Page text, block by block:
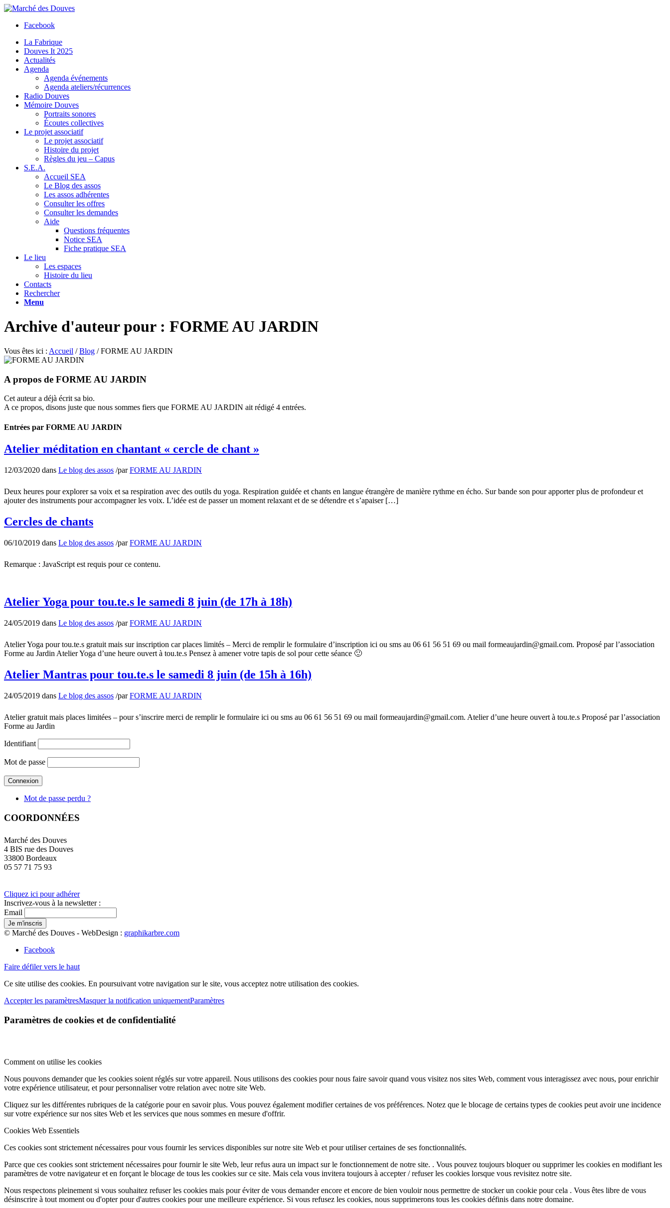
Facebook
La Fabrique
Douves It 2025
Actualités
Agenda
Agenda événements
Agenda ateliers/récurrences
Radio Douves
Mémoire Douves
Portraits sonores
Écoutes collectives
Le projet associatif
Le projet associatif
Histoire du projet
Règles du jeu – Capus
S.E.A.
Accueil SEA
Le Blog des assos
Les assos adhérentes
Consulter les offres
Consulter les demandes
Aide
Questions fréquentes
Notice SEA
Fiche pratique SEA
Le lieu
Les espaces
Histoire du lieu
Contacts
Rechercher
Menu
Archive d'auteur pour : FORME AU JARDIN
Vous êtes ici : Accueil / Blog / FORME AU JARDIN
A propos de FORME AU JARDIN
Cet auteur a déjà écrit sa bio.
A ce propos, disons juste que nous sommes fiers que FORME AU JARDIN ait rédigé 4 entrées.
Entrées par FORME AU JARDIN
Atelier méditation en chantant « cercle de chant »
12/03/2020 dans Le blog des assos /parFORME AU JARDIN
Deux heures pour explorer sa voix et sa respiration avec des outils du yoga. Respiration guidée et chants en langue étrangère de manière rythme en écho. Sur bande son pour apporter plus de profondeur et
ajouter des instruments pour accompagner les voix. L’idée est de passer un moment relaxant et de se détendre et s’apaiser […]
Cercles de chants
06/10/2019 dans Le blog des assos /parFORME AU JARDIN
Remarque : JavaScript est requis pour ce contenu.
Atelier Yoga pour tou.te.s le samedi 8 juin (de 17h à 18h)
24/05/2019 dans Le blog des assos /parFORME AU JARDIN
Atelier Yoga pour tou.te.s gratuit mais sur inscription car places limités – Merci de remplir le formulaire d’inscription ici ou sms au 06 61 56 51 69 ou mail formeaujardin@gmail.com. Proposé par l’association
Forme au Jardin Atelier Yoga d’une heure ouvert à tou.te.s Pensez à amener votre tapis de sol pour cette séance 🙂
Atelier Mantras pour tou.te.s le samedi 8 juin (de 15h à 16h)
24/05/2019 dans Le blog des assos /parFORME AU JARDIN
Atelier gratuit mais places limitées – pour s’inscrire merci de remplir le formulaire ici ou sms au 06 61 56 51 69 ou mail formeaujardin@gmail.com. Atelier d’une heure ouvert à tou.te.s Proposé par l’association
Forme au Jardin
Identifiant
Mot de passe
Mot de passe perdu ?
COORDONNÉES
Marché des Douves
4 BIS rue des Douves
33800 Bordeaux
05 57 71 75 93
Cliquez ici pour adhérer
Inscrivez-vous à la newsletter :
Email
© Marché des Douves - WebDesign : graphikarbre.com
Facebook
Faire défiler vers le haut
Ce site utilise des cookies. En poursuivant votre navigation sur le site, vous acceptez notre utilisation des cookies.
Accepter les paramètresMasquer la notification uniquementParamètres
Paramètres de cookies et de confidentialité
Comment on utilise les cookies
Nous pouvons demander que les cookies soient réglés sur votre appareil. Nous utilisons des cookies pour nous faire savoir quand vous visitez nos sites Web, comment vous interagissez avec nous, pour enrichir
votre expérience utilisateur, et pour personnaliser votre relation avec notre site Web.
Cliquez sur les différentes rubriques de la catégorie pour en savoir plus. Vous pouvez également modifier certaines de vos préférences. Notez que le blocage de certains types de cookies peut avoir une incidence
sur votre expérience sur nos sites Web et les services que nous sommes en mesure d'offrir.
Cookies Web Essentiels
Ces cookies sont strictement nécessaires pour vous fournir les services disponibles sur notre site Web et pour utiliser certaines de ses fonctionnalités.
Parce que ces cookies sont strictement nécessaires pour fournir le site Web, leur refus aura un impact sur le fonctionnement de notre site. . Vous pouvez toujours bloquer ou supprimer les cookies en modifiant les
paramètres de votre navigateur et en forçant le blocage de tous les cookies sur ce site. Mais cela vous invitera toujours à accepter / refuser les cookies lorsque vous revisitez notre site.
Nous respectons pleinement si vous souhaitez refuser les cookies mais pour éviter de vous demander encore et encore de bien vouloir nous permettre de stocker un cookie pour cela . Vous êtes libre de vous
désinscrire à tout moment ou d'opter pour d'autres cookies pour une meilleure expérience. Si vous refusez les cookies, nous supprimerons tous les cookies définis dans notre domaine.